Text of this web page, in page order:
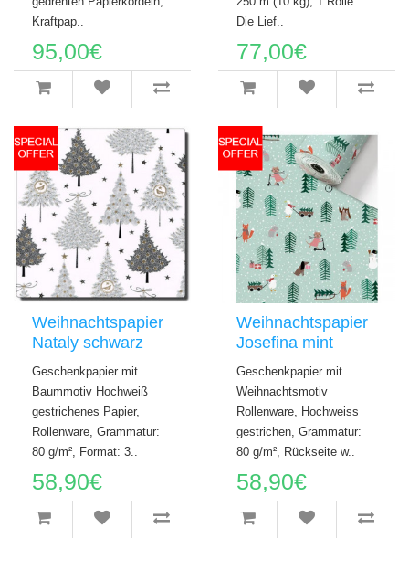
Kraftpap..
95,00€
Die Lief..
77,00€
Weihnachtspapier
Nataly schwarz
Geschenkpapier mit
Baummotiv Hochweiß
gestrichenes Papier,
Rollenware, Grammatur:
80 g/m², Format: 3..
58,90€
Weihnachtspapier
Josefina mint
Geschenkpapier mit
Weihnachtsmotiv
Rollenware, Hochweiss
gestrichen, Grammatur:
80 g/m², Rückseite w..
58,90€